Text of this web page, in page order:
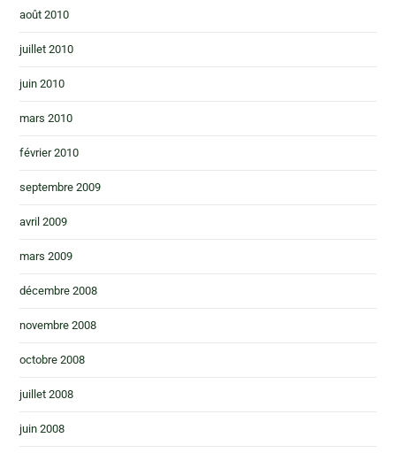
août 2010
juillet 2010
juin 2010
mars 2010
février 2010
septembre 2009
avril 2009
mars 2009
décembre 2008
novembre 2008
octobre 2008
juillet 2008
juin 2008